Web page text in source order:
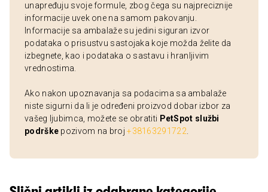
unapređuju svoje formule, zbog čega su najpreciznije
informacije uvek one na samom pakovanju.
Informacije sa ambalaže su jedini siguran izvor
podataka o prisustvu sastojaka koje možda želite da
izbegnete, kao i podataka o sastavu i hranljivim
vrednostima.
Ako nakon upoznavanja sa podacima sa ambalaže
niste sigurni da li je određeni proizvod dobar izbor za
vašeg ljubimca, možete se obratiti PetSpot službi
podrške pozivom na broj+38163291722